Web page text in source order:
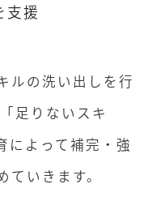
支援
ルの洗い出しを行
足りないスキ
によって補完・強
いきます。